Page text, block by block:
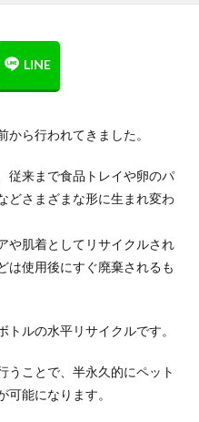
ら行われてきました。
従来まで食品トレイや卵のパ
どさまざまな形に生まれ変わ
や肌着としてリサイクルされ
は使用後にすぐ廃棄されるも
ルの水平リサイクルです。
うことで、半永久的にペット
能になります。